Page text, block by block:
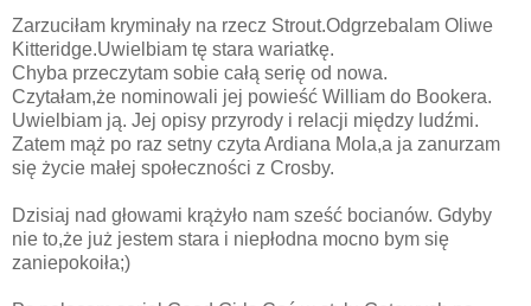
Zarzuciłam kryminały na rzecz Strout.Odgrzebalam Oliwe
Kitteridge.Uwielbiam tę stara wariatkę.
Chyba przeczytam sobie całą serię od nowa.
Czytałam,że nominowali jej powieść William do Bookera.
Uwielbiam ją. Jej opisy przyrody i relacji między ludźmi.
Zatem mąż po raz setny czyta Ardiana Mola,a ja zanurzam
się życie małej społeczności z Crosby.
Dzisiaj nad głowami krążyło nam sześć bocianów. Gdyby
nie to,że już jestem stara i niepłodna mocno bym się
zaniepokoiła;)